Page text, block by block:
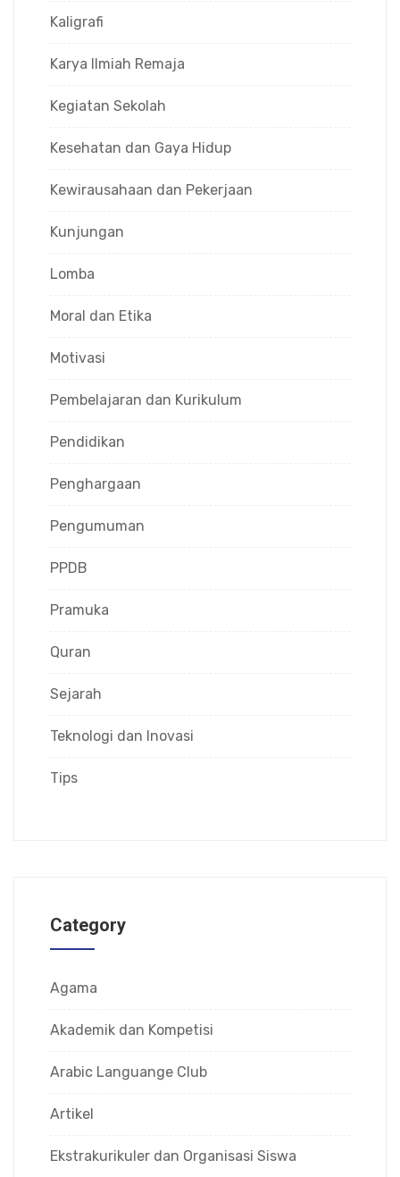
Kaligrafi
Karya Ilmiah Remaja
Kegiatan Sekolah
Kesehatan dan Gaya Hidup
Kewirausahaan dan Pekerjaan
Kunjungan
Lomba
Moral dan Etika
Motivasi
Pembelajaran dan Kurikulum
Pendidikan
Penghargaan
Pengumuman
PPDB
Pramuka
Quran
Sejarah
Teknologi dan Inovasi
Tips
Category
Agama
Akademik dan Kompetisi
Arabic Languange Club
Artikel
Ekstrakurikuler dan Organisasi Siswa